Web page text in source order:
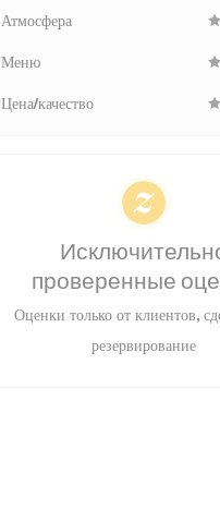
Атмосфера
Меню
Цена/качество
проверенные
Оценки только от клиентов,
резервирование